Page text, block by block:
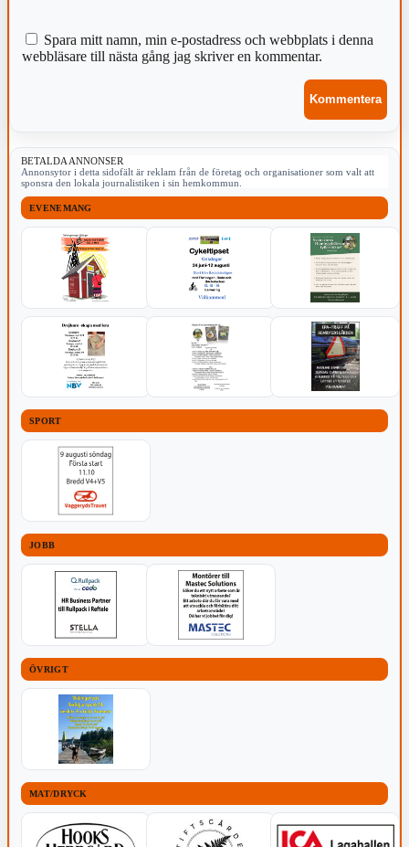
Spara mitt namn, min e-postadress och webbplats i denna
webbläsare till nästa gång jag skriver en kommentar.
BETALDA ANNONSER
Annonsytor i detta sidofält är reklam från de företag och organisationer som valt att
sponsra den lokala journalistiken i sin hemkommun.
EVENEMANG
SPORT
JOBB
ÖVRIGT
MAT/DRYCK